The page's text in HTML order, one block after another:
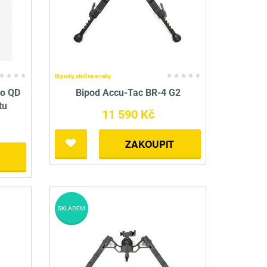
prostředky
QD
Bipody, stolice a vaky
Bipod Accu-Tac BR-4 G2
11 590 Kč
ZAKOUPIT
SKLADEM